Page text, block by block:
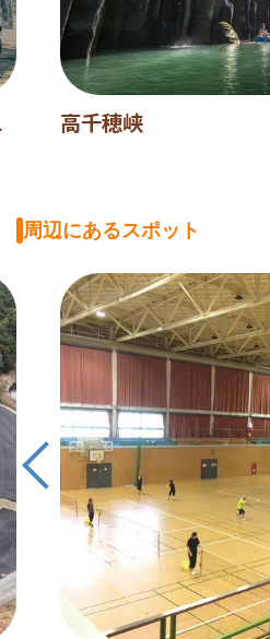
高千穂峡
周辺にあるスポット